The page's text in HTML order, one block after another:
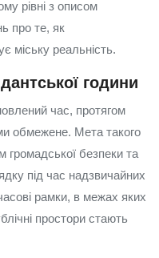
рівні з описом
про те, як
міську реальність.
години
час, протягом
обмежене. Мета такого
громадської безпеки та
під час надзвичайних
рамки, в межах яких
простори стають